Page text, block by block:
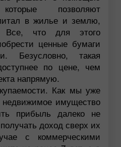
позволяют
в жилье и землю,
Все, что для этого
ценные бумаги
Безусловно, такая
по цене, чем
напрямую.
Как мы уже
имущество
прибыль далеко не
доход сверх их
с коммерческими